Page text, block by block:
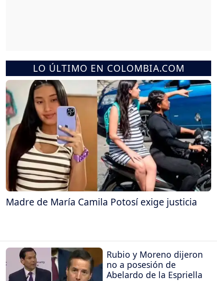
LO ÚLTIMO EN COLOMBIA.COM
Madre de María Camila Potosí exige justicia
Rubio y Moreno dijeron
no a posesión de
Abelardo de la Espriella